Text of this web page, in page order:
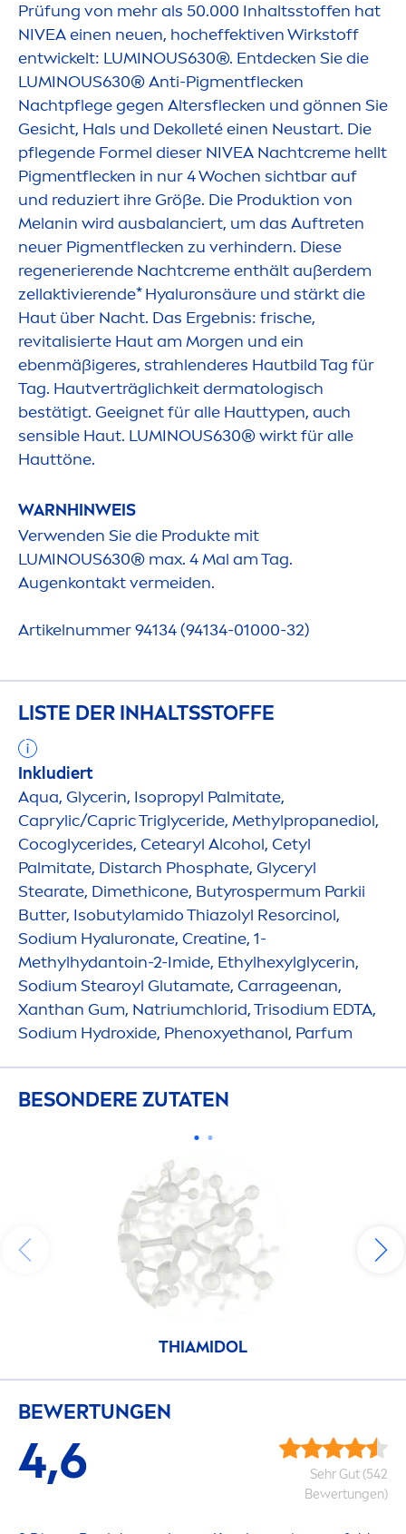
Prüfung von mehr als 50.000 Inhaltsstoffen hat
NIVEAeinen neuen, hocheffektiven Wirkstoff
entwickelt: LUMINOUS630®. Entdecken Sie die
LUMINOUS630® Anti-Pigmentflecken
Nachtpflege gegen Altersflecken und gönnen Sie
Gesicht, Hals und Dekolleté einen Neustart. Die
pflegende Formel dieser NIVEA Nachtcreme hellt
Pigmentflecken in nur 4 Wochen sichtbar auf
und reduziert ihre Größe. Die Produktion von
Melanin wird ausbalanciert, um das Auftreten
neuer Pigmentflecken zu verhindern. Diese
regenerierende Nachtcremeenthält außerdem
zellaktivierende*Hyaluronsäure und stärkt die
Haut über Nacht. Das Ergebnis: frische,
revitalisierte Haut am Morgen und ein
ebenmäßigeres, strahlenderes Hautbild Tag für
Tag. Hautverträglichkeit dermatologisch
bestätigt. Geeignet für alle Hauttypen, auch
sensible Haut. LUMINOUS630® wirkt für alle
Hauttöne.
WARNHINWEIS
Verwenden Sie die Produkte mit
LUMINOUS630® max. 4 Mal am Tag.
Augenkontakt vermeiden.
Artikelnummer 94134 (94134-01000-32)
LISTE DER INHALTSSTOFFE
Inkludiert
Aqua, Glycerin, Isopropyl Palmitate,
Caprylic/Capric Triglyceride, Methylpropanediol,
Cocoglycerides, Cetearyl Alcohol, Cetyl
Palmitate, Distarch Phosphate, Glyceryl
Stearate, Dimethicone, Butyrospermum Parkii
Butter, Isobutylamido Thiazolyl Resorcinol,
Sodium Hyaluronate, Creatine, 1-
Methylhydantoin-2-Imide, Ethylhexylglycerin,
Sodium Stearoyl Glutamate, Carrageenan,
Xanthan Gum, Natriumchlorid, Trisodium EDTA,
Sodium Hydroxide, Phenoxyethanol, Parfum
BESONDERE ZUTATEN
THIAMIDOL
BEWERTUNGEN
4,6
Sehr Gut (542
Bewertungen)